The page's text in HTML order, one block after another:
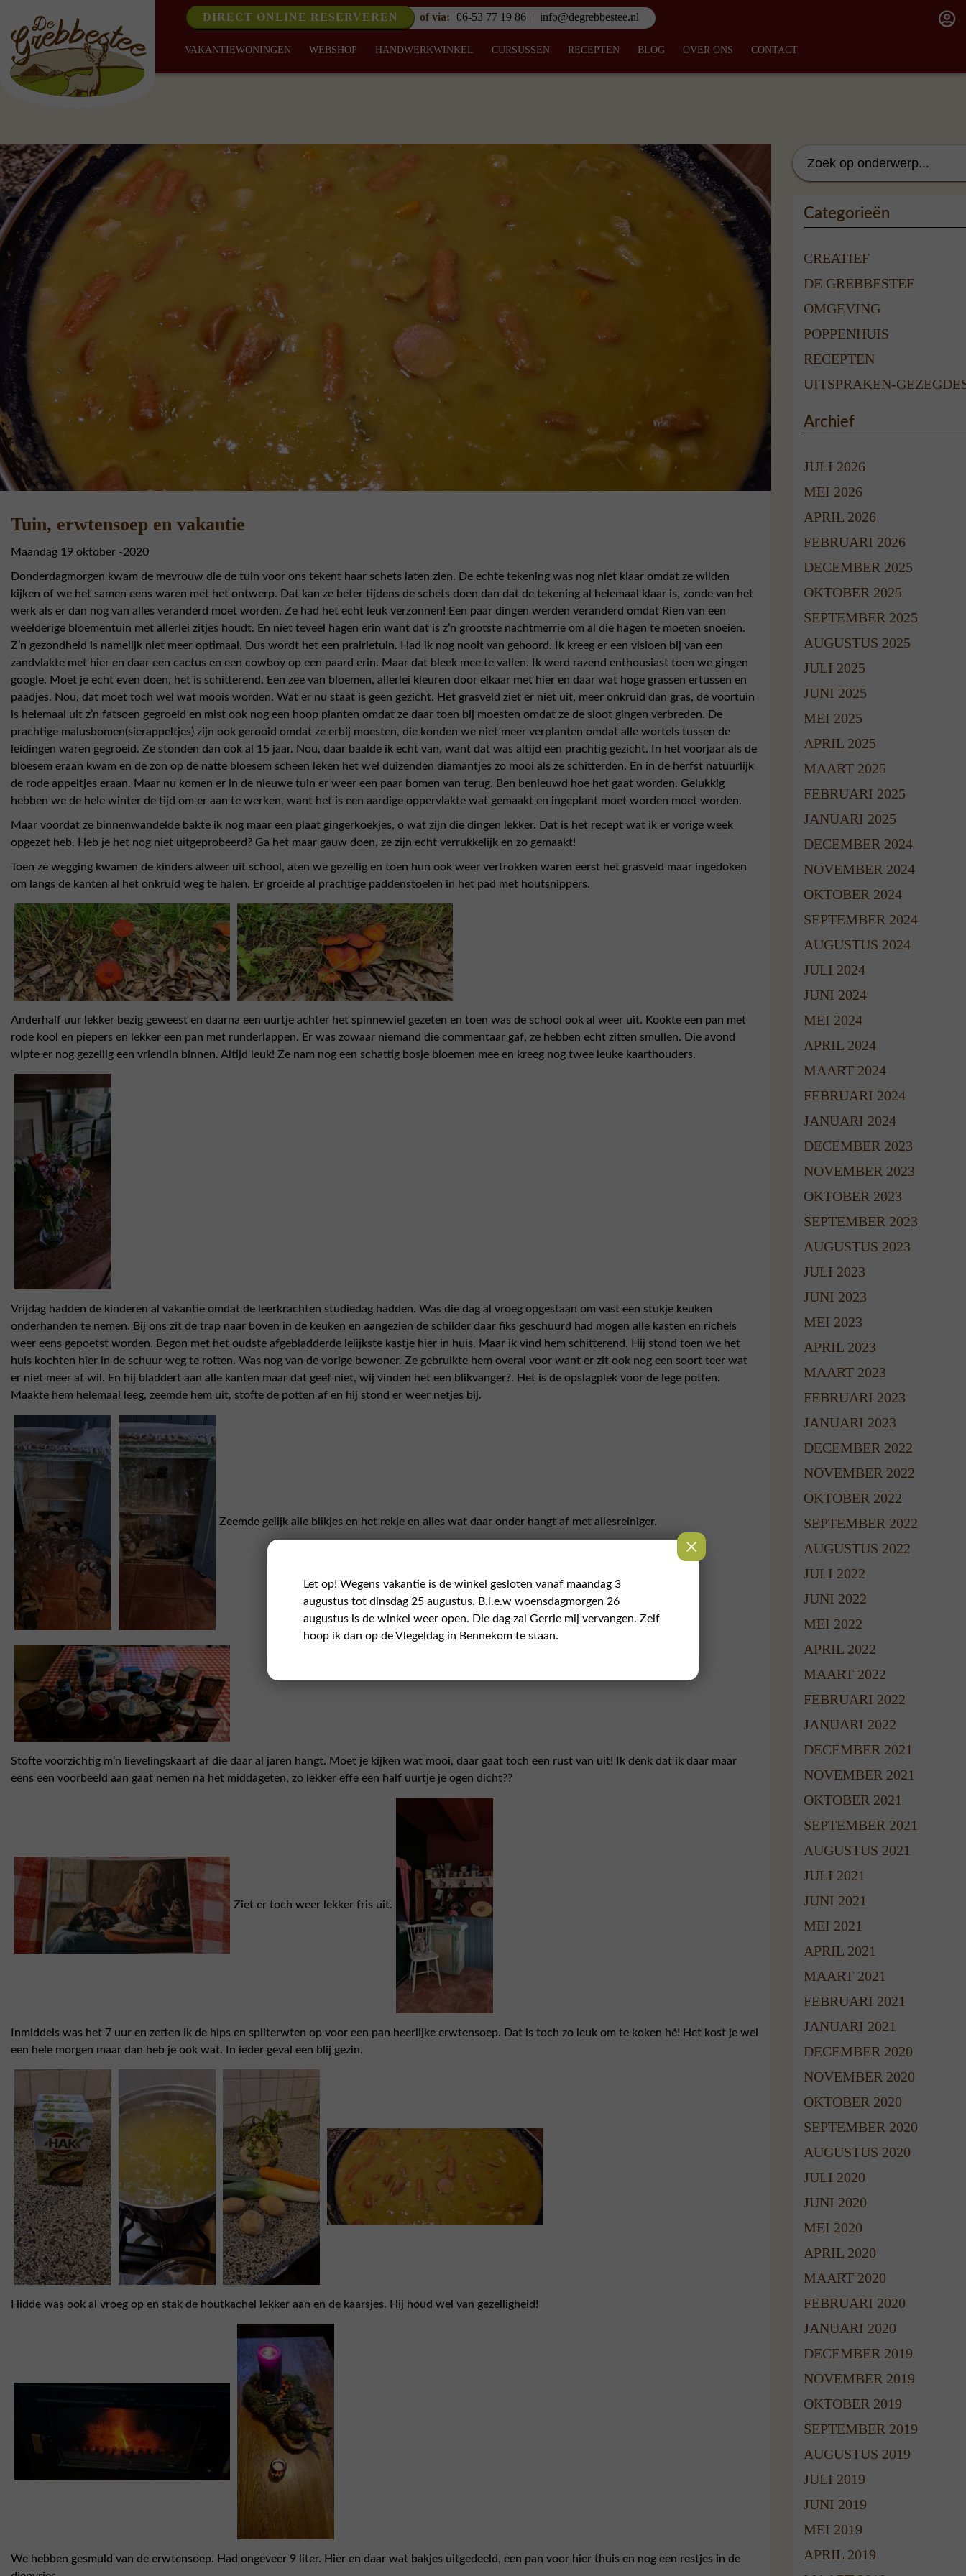
DIRECT ONLINE RESERVEREN of via: 06-53 77 19 86 | info@degrebbestee.nl
VAKANTIEWONINGEN WEBSHOP HANDWERKWINKEL CURSUSSEN RECEPTEN BLOG OVER ONS CONTACT
Tuin, erwtensoep en vakantie
Maandag 19 oktober -2020
Donderdagmorgen kwam de mevrouw die de tuin voor ons tekent haar schets laten zien. De echte tekening was nog niet klaar omdat ze wilden
kijken of we het samen eens waren met het ontwerp. Dat kan ze beter tijdens de schets doen dan dat de tekening al helemaal klaar is, zonde van het
werk als er dan nog van alles veranderd moet worden. Ze had het echt leuk verzonnen! Een paar dingen werden veranderd omdat Rien van een
weelderige bloementuin met allerlei zitjes houdt. En niet teveel hagen erin want dat is z’n grootste nachtmerrie om al die hagen te moeten snoeien.
Z’n gezondheid is namelijk niet meer optimaal. Dus wordt het een prairietuin. Had ik nog nooit van gehoord. Ik kreeg er een visioen bij van een
zandvlakte met hier en daar een cactus en een cowboy op een paard erin. Maar dat bleek mee te vallen. Ik werd razend enthousiast toen we gingen
google. Moet je echt even doen, het is schitterend. Een zee van bloemen, allerlei kleuren door elkaar met hier en daar wat hoge grassen ertussen en
paadjes. Nou, dat moet toch wel wat moois worden. Wat er nu staat is geen gezicht. Het grasveld ziet er niet uit, meer onkruid dan gras, de voortuin
is helemaal uit z’n fatsoen gegroeid en mist ook nog een hoop planten omdat ze daar toen bij moesten omdat ze de sloot gingen verbreden. De
prachtige malusbomen(sierappeltjes) zijn ook gerooid omdat ze erbij moesten, die konden we niet meer verplanten omdat alle wortels tussen de
leidingen waren gegroeid. Ze stonden dan ook al 15 jaar. Nou, daar baalde ik echt van, want dat was altijd een prachtig gezicht. In het voorjaar als de
bloesem eraan kwam en de zon op de natte bloesem scheen leken het wel duizenden diamantjes zo mooi als ze schitterden. En in de herfst natuurlijk
de rode appeltjes eraan. Maar nu komen er in de nieuwe tuin er weer een paar bomen van terug. Ben benieuwd hoe het gaat worden. Gelukkig
hebben we de hele winter de tijd om er aan te werken, want het is een aardige oppervlakte wat gemaakt en ingeplant moet worden moet worden.
Maar voordat ze binnenwandelde bakte ik nog maar een plaat gingerkoekjes, o wat zijn die dingen lekker. Dat is het recept wat ik er vorige week
opgezet heb. Heb je het nog niet uitgeprobeerd? Ga het maar gauw doen, ze zijn echt verrukkelijk en zo gemaakt!
Toen ze wegging kwamen de kinders alweer uit school, aten we gezellig en toen hun ook weer vertrokken waren eerst het grasveld maar ingedoken
om langs de kanten al het onkruid weg te halen. Er groeide al prachtige paddenstoelen in het pad met houtsnippers.
Anderhalf uur lekker bezig geweest en daarna een uurtje achter het spinnewiel gezeten en toen was de school ook al weer uit. Kookte een pan met
rode kool en piepers en lekker een pan met runderlappen. Er was zowaar niemand die commentaar gaf, ze hebben echt zitten smullen. Die avond
wipte er nog gezellig een vriendin binnen. Altijd leuk! Ze nam nog een schattig bosje bloemen mee en kreeg nog twee leuke kaarthouders.
Vrijdag hadden de kinderen al vakantie omdat de leerkrachten studiedag hadden. Was die dag al vroeg opgestaan om vast een stukje keuken
onderhanden te nemen. Bij ons zit de trap naar boven in de keuken en aangezien de schilder daar fiks geschuurd had mogen alle kasten en richels
weer eens gepoetst worden. Begon met het oudste afgebladderde lelijkste kastje hier in huis. Maar ik vind hem schitterend. Hij stond toen we het
huis kochten hier in de schuur weg te rotten. Was nog van de vorige bewoner. Ze gebruikte hem overal voor want er zit ook nog een soort teer wat
er niet meer af wil. En hij bladdert aan alle kanten maar dat geef niet, wij vinden het een blikvanger?. Het is de opslagplek voor de lege potten.
Maakte hem helemaal leeg, zeemde hem uit, stofte de potten af en hij stond er weer netjes bij.
Zeemde gelijk alle blikjes en het rekje en alles wat daar onder hangt af met allesreiniger.
Stofte voorzichtig m’n lievelingskaart af die daar al jaren hangt. Moet je kijken wat mooi, daar gaat toch een rust van uit! Ik denk dat ik daar maar
eens een voorbeeld aan gaat nemen na het middageten, zo lekker effe een half uurtje je ogen dicht??
Ziet er toch weer lekker fris uit.
Inmiddels was het 7 uur en zetten ik de hips en spliterwten op voor een pan heerlijke erwtensoep. Dat is toch zo leuk om te koken hé! Het kost je wel
een hele morgen maar dan heb je ook wat. In ieder geval een blij gezin.
Hidde was ook al vroeg op en stak de houtkachel lekker aan en de kaarsjes. Hij houd wel van gezelligheid!
We hebben gesmuld van de erwtensoep. Had ongeveer 9 liter. Hier en daar wat bakjes uitgedeeld, een pan voor hier thuis en nog een restjes in de
Categorieën
CREATIEF
DE GREBBESTEE
OMGEVING
POPPENHUIS
RECEPTEN
UITSPRAKEN-
Archief
JULI 2026
MEI 2026
APRIL 2026
FEBRUARI 2026
DECEMBER 2025
OKTOBER 2025
SEPTEMBER 2025
AUGUSTUS 2025
JULI 2025
JUNI 2025
MEI 2025
APRIL 2025
MAART 2025
FEBRUARI 2025
JANUARI 2025
DECEMBER 2024
NOVEMBER 2024
OKTOBER 2024
SEPTEMBER 2024
AUGUSTUS 2024
JULI 2024
JUNI 2024
MEI 2024
APRIL 2024
MAART 2024
FEBRUARI 2024
JANUARI 2024
DECEMBER 2023
NOVEMBER 2023
OKTOBER 2023
SEPTEMBER 2023
AUGUSTUS 2023
JULI 2023
JUNI 2023
MEI 2023
APRIL 2023
MAART 2023
FEBRUARI 2023
JANUARI 2023
DECEMBER 2022
NOVEMBER 2022
OKTOBER 2022
SEPTEMBER 2022
AUGUSTUS 2022
JULI 2022
JUNI 2022
MEI 2022
APRIL 2022
MAART 2022
FEBRUARI 2022
JANUARI 2022
DECEMBER 2021
NOVEMBER 2021
OKTOBER 2021
SEPTEMBER 2021
AUGUSTUS 2021
JULI 2021
JUNI 2021
MEI 2021
APRIL 2021
MAART 2021
FEBRUARI 2021
JANUARI 2021
DECEMBER 2020
NOVEMBER 2020
OKTOBER 2020
SEPTEMBER 2020
AUGUSTUS 2020
JULI 2020
JUNI 2020
MEI 2020
APRIL 2020
MAART 2020
FEBRUARI 2020
JANUARI 2020
DECEMBER 2019
NOVEMBER 2019
OKTOBER 2019
SEPTEMBER 2019
AUGUSTUS 2019
JULI 2019
JUNI 2019
MEI 2019
APRIL 2019
Let op! Wegens vakantie is de winkel gesloten vanaf maandag 3
augustus tot dinsdag 25 augustus. B.l.e.w woensdagmorgen 26
augustus is de winkel weer open. Die dag zal Gerrie mij vervangen. Zelf
hoop ik dan op de Vlegeldag in Bennekom te staan.